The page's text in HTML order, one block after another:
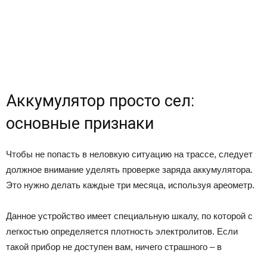
Аккумулятор просто сел:
основные признаки
Чтобы не попасть в неловкую ситуацию на трассе, следует
должное внимание уделять проверке заряда аккумулятора.
Это нужно делать каждые три месяца, используя ареометр.
Данное устройство имеет специальную шкалу, по которой с
легкостью определяется плотность электролитов. Если
такой прибор не доступен вам, ничего страшного – в